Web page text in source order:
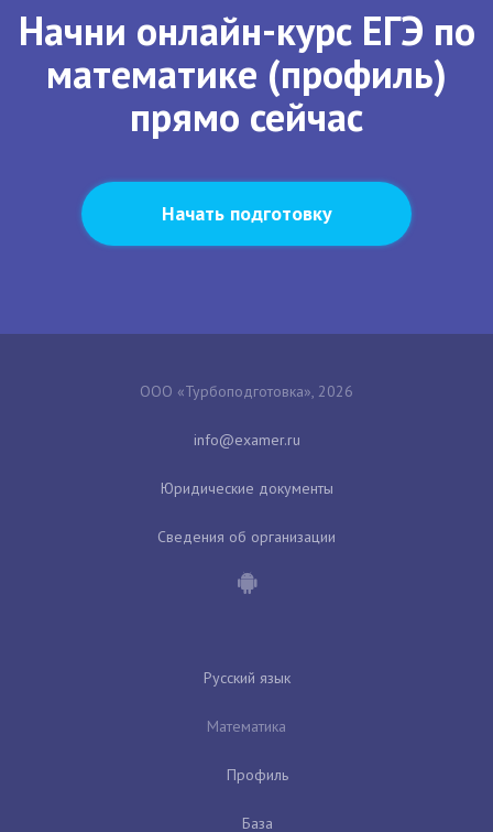
Начни онлайн-курс ЕГЭ по
математике (профиль)
прямо сейчас
Начать подготовку
ООО «Турбоподготовка», 2026
Юридические документы
Сведения об организации
Русский язык
Математика
Профиль
База